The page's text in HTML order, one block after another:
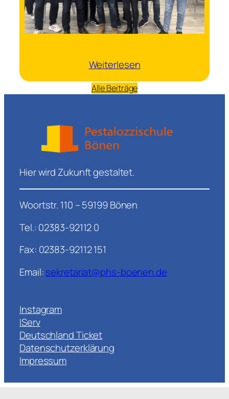
Weiterlesen:
Nachhaltigkeitspreis
Alle Beiträge
Hier wird Zukunft gestaltet.
Woortstr. 110 – 59199 Bönen
Tel.: 02383-92112 0
Fax: 02383-92112 151
Email:sekretariat@phs-boenen.de
Instagram
IServ
Deutschland Ticket
Datenschutzerklärung
Impressum